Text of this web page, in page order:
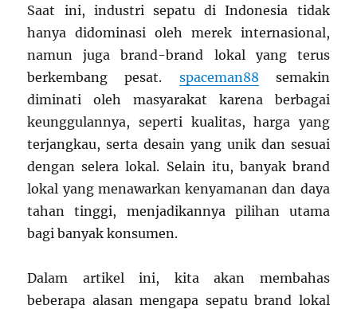
Saat ini, industri sepatu di Indonesia tidak
hanya didominasi oleh merek internasional,
namun juga brand-brand lokal yang terus
berkembang pesat. spaceman88 semakin
diminati oleh masyarakat karena berbagai
keunggulannya, seperti kualitas, harga yang
terjangkau, serta desain yang unik dan sesuai
dengan selera lokal. Selain itu, banyak brand
lokal yang menawarkan kenyamanan dan daya
tahan tinggi, menjadikannya pilihan utama
bagi banyak konsumen.
Dalam artikel ini, kita akan membahas
beberapa alasan mengapa sepatu brand lokal